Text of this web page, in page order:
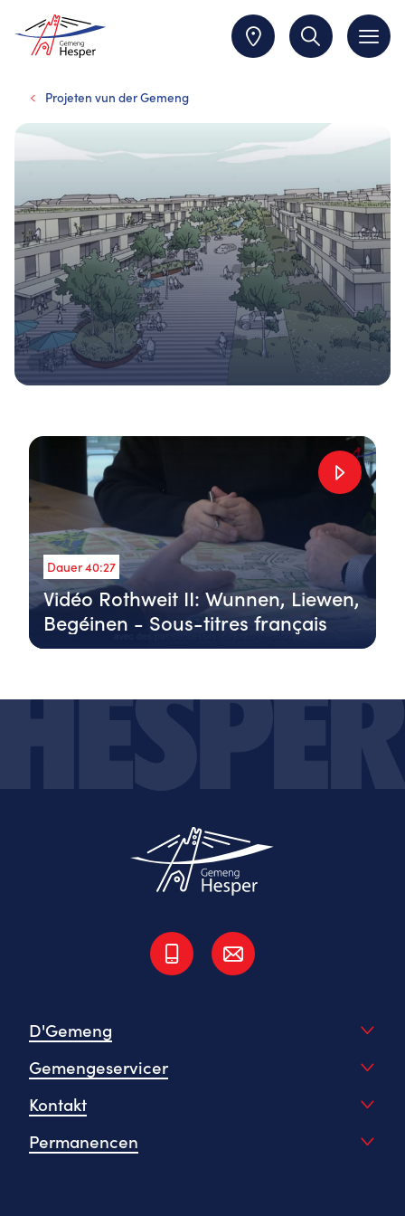
Projeten vun der Gemeng
Dauer 40:27
Vidéo Rothweit II: Wunnen, Liewen,
Begéinen - Sous-titres français
D'Gemeng
Gemengeservicer
Kontakt
Permanencen